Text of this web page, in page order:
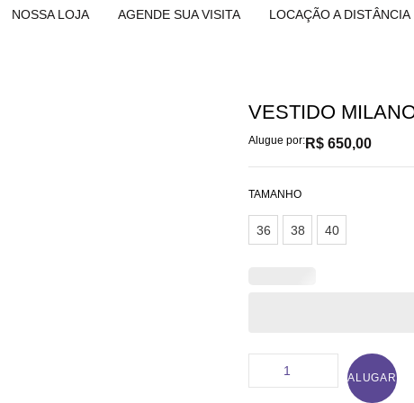
NOSSA LOJA AGENDE SUA VISITA LOCAÇÃO A DISTÂNCIA
VESTIDO
Alugue por: R$ 650,00
TAMANHO
36 38 40
ALUGAR